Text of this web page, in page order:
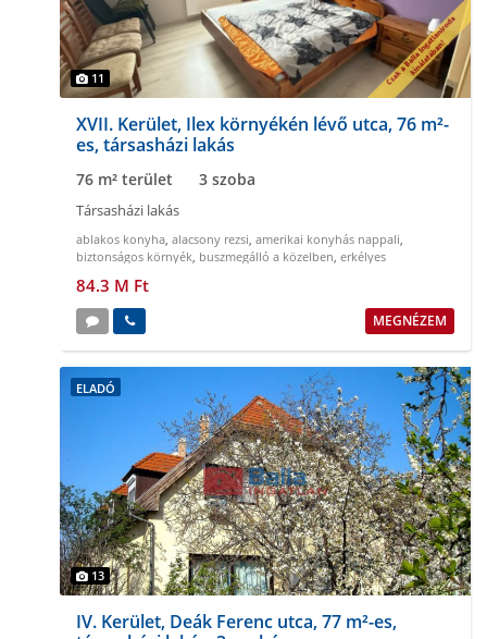
11
XVII. Kerület, Ilex környékén lévő utca, 76 m²-
es, társasházi lakás
76 m² terület 3 szoba
Társasházi lakás
ablakos konyha, alacsony rezsi, amerikai konyhás nappali,
biztonságos környék, buszmegálló a közelben, erkélyes
84.3 M Ft
MEGNÉZEM
ELADÓ
13
IV. Kerület, Deák Ferenc utca, 77 m²-es,